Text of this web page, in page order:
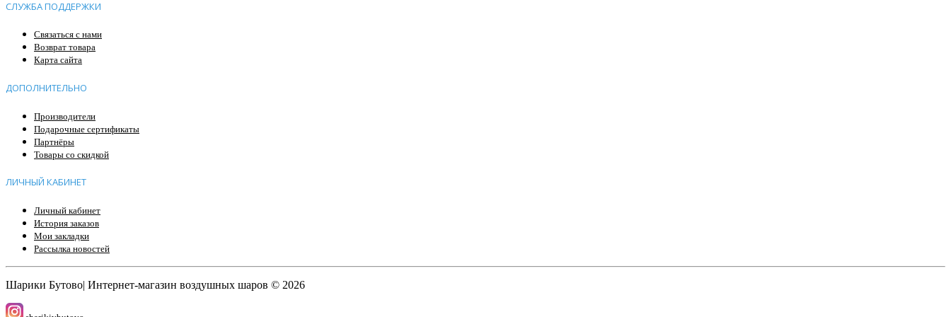
СЛУЖБА ПОДДЕРЖКИ
Связаться с нами
Возврат товара
Карта сайта
ДОПОЛНИТЕЛЬНО
Производители
Подарочные сертификаты
Партнёры
Товары со скидкой
ЛИЧНЫЙ КАБИНЕТ
Личный кабинет
История заказов
Мои закладки
Рассылка новостей
Шарики Бутово| Интернет-магазин воздушных шаров © 2026